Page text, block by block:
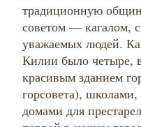
традиционную
советом — кагалом,
уважаемых людей.
Килии было четыре,
красивым зданием
горсовета),
домами для